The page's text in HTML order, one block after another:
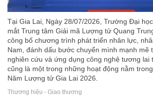
Tại Gia Lai, Ngày 28/07/2026, Trường Đại
mắt Trung tâm Giải mã Lượng tử Quang
công bố chương trình phát triển nhân lực,
Nam, đánh dấu bước chuyển mình mạnh mẽ
nghiên cứu và ứng dụng công nghệ tương lai
cũng là một trong những hoạt động nằm
Năm Lượng tử Gia Lai 2026.
Thương hiệu - Giao thương